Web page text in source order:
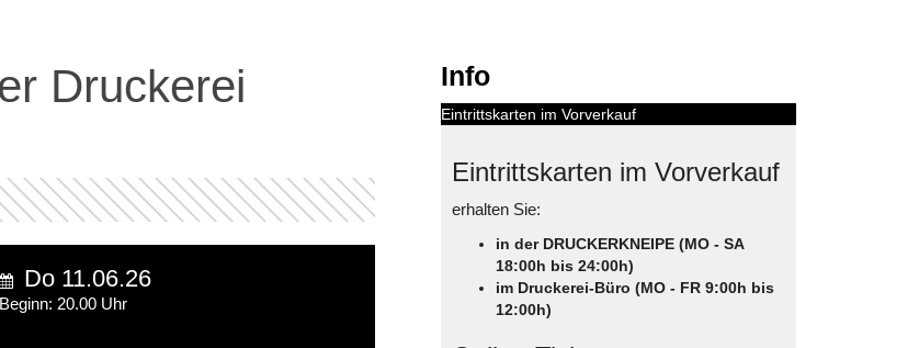
Druckerei
Do 11.06.26
Beginn: 20.00 Uhr
Info
Eintrittskarten im Vorverkauf
Eintrittskarten im Vorverkauf
erhalten Sie:
in der DRUCKERKNEIPE (MO - SA
18:00h bis 24:00h)
im Druckerei-Büro (MO - FR 9:00h bis
12:00h)